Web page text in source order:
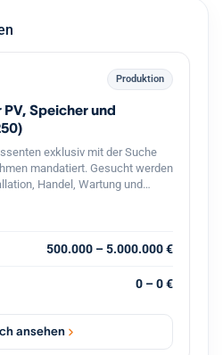
Produktion
Speicher und
exklusiv mit der Suche
mandatiert. Gesucht werden
Handel, Wartung und
PV-Module, Speicher,
und Verkauf von Solar- / PV-
Baden-Württemberg,
5 MEUR Beteiligung: 60% aber
Altgesellschafter
500.000 – 5.000.000 €
0 – 0 €
ansehen